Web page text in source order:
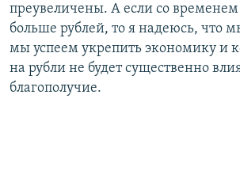
преувеличены. А если со
больше рублей, то я надеюсь, что
мы успеем укрепить экономику и
на рубли не будет существенно
благополучие.